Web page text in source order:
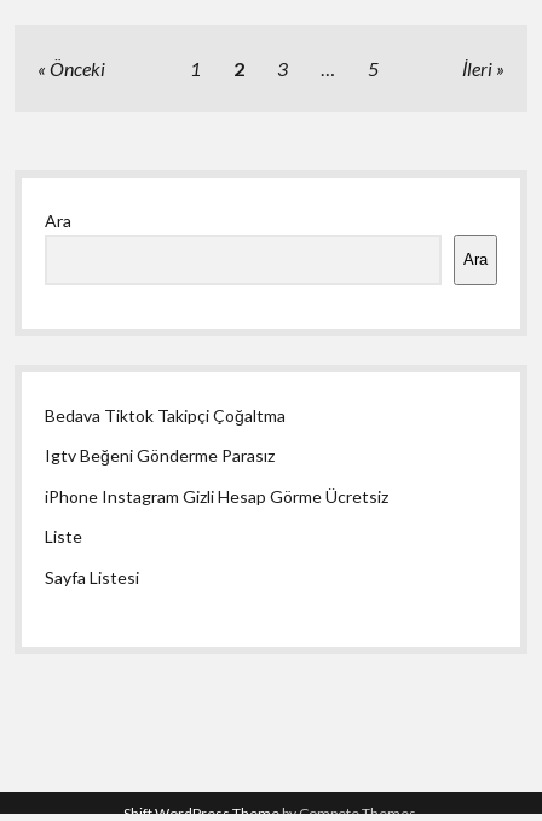
Yazı
Önceki 1 2 3 5 İleri
Yan
Menü
Ara
Ara
Bedava Tiktok Takipçi Çoğaltma
Igtv Beğeni Gönderme Parasız
iPhone Instagram Gizli Hesap Görme Ücretsiz
Liste
Sayfa Listesi
Shift WordPress Themeby Compete Themes.